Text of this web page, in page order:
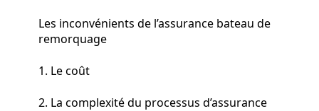
Les inconvénients de l’assurance bateau de
remorquage
1. Le coût
2. La complexité du processus d’assurance